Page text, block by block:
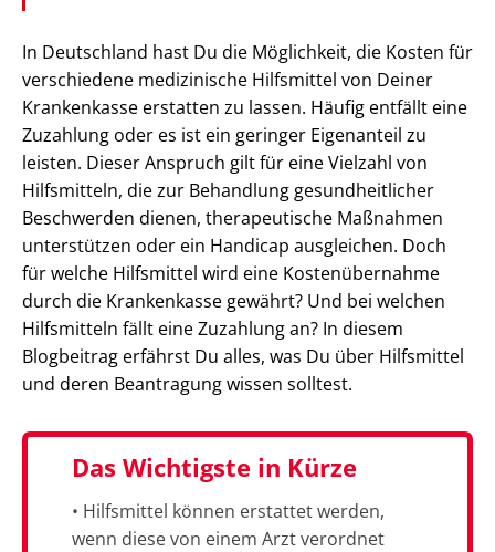
In Deutschland hast Du die Möglichkeit, die Kosten für
verschiedene medizinische Hilfsmittel von Deiner
Krankenkasse erstatten zu lassen. Häufig entfällt eine
Zuzahlung oder es ist ein geringer Eigenanteil zu
leisten. Dieser Anspruch gilt für eine Vielzahl von
Hilfsmitteln, die zur Behandlung gesundheitlicher
Beschwerden dienen, therapeutische Maßnahmen
unterstützen oder ein Handicap ausgleichen. Doch
für welche Hilfsmittel wird eine Kostenübernahme
durch die Krankenkasse gewährt? Und bei welchen
Hilfsmitteln fällt eine Zuzahlung an? In diesem
Blogbeitrag erfährst Du alles, was Du über Hilfsmittel
und deren Beantragung wissen solltest.
Das Wichtigste in Kürze
• Hilfsmittel können erstattet werden,
wenn diese von einem Arzt verordnet